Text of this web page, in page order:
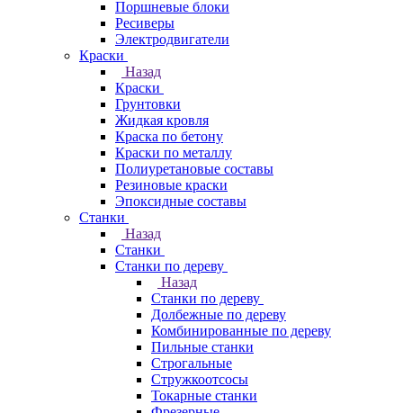
Поршневые блоки
Ресиверы
Электродвигатели
Краски
Назад
Краски
Грунтовки
Жидкая кровля
Краска по бетону
Краски по металлу
Полиуретановые составы
Резиновые краски
Эпоксидные составы
Станки
Назад
Станки
Станки по дереву
Назад
Станки по дереву
Долбежные по дереву
Комбинированные по дереву
Пильные станки
Строгальные
Стружкоотсосы
Токарные станки